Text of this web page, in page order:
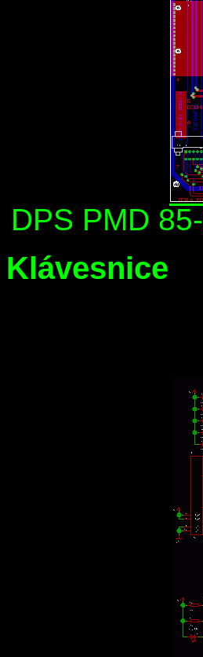
DPS PMD
Klávesnice